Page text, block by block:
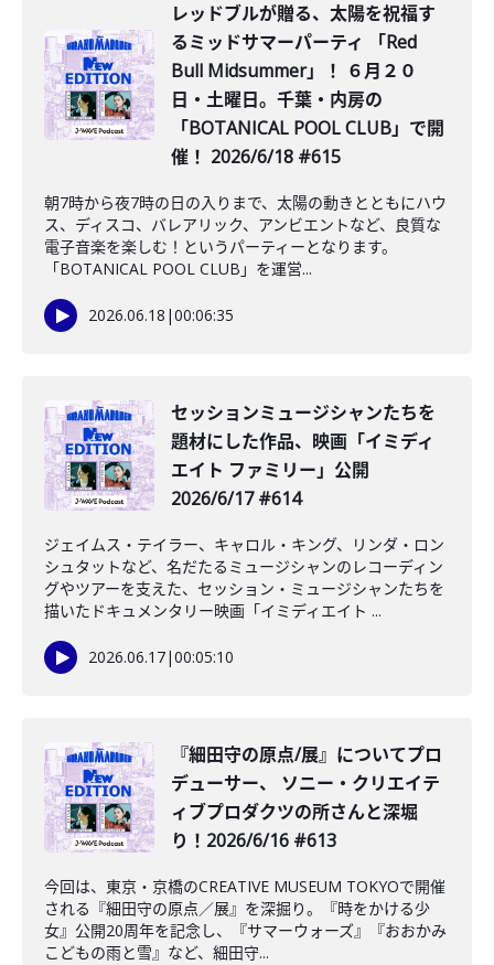
レッドブルが贈る、太陽を祝福す
るミッドサマーパーティ 「Red
Bull Midsummer」！ ６月２０
日・土曜日。千葉・内房の
「BOTANICAL POOL CLUB」で開
催！ 2026/6/18 #615
朝7時から夜7時の日の入りまで、太陽の動きとともにハウ
ス、ディスコ、バレアリック、アンビエントなど、良質な
電子音楽を楽しむ！というパーティーとなります。
「BOTANICAL POOL CLUB」を運営...
2026.06.18 |00:06:35
セッションミュージシャンたちを
題材にした作品、映画「イミディ
エイト ファミリー」公開
2026/6/17 #614
ジェイムス・テイラー、キャロル・キング、リンダ・ロン
シュタットなど、名だたるミュージシャンのレコーディン
グやツアーを支えた、セッション・ミュージシャンたちを
描いたドキュメンタリー映画「イミディエイト ...
2026.06.17|00:05:10
️『細田守の原点/展』についてプロ
デューサー、 ソニー・クリエイテ
ィブプロダクツの所さんと深堀
り！2026/6/16 #613
今回は、東京・京橋のCREATIVE MUSEUM TOKYOで開催
される『細田守の原点／展』を深掘り。『時をかける少
女』公開20周年を記念し、『サマーウォーズ』『おおかみ
こどもの雨と雪』など、細田守...